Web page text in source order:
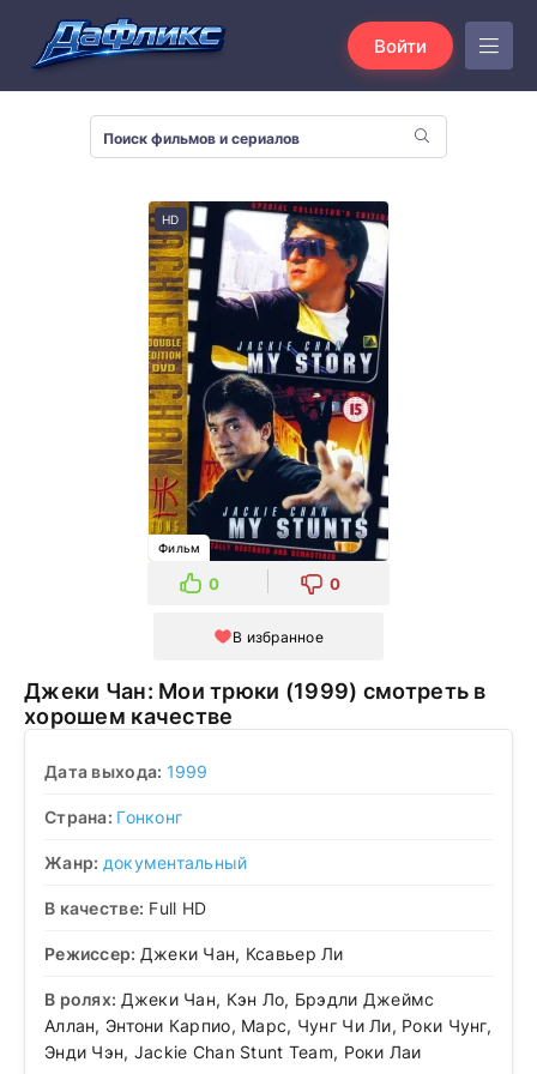
Войти
HD
Фильм
0 0
В избранное
Джеки Чан: Мои трюки (1999) смотреть в
хорошем качестве
Дата выхода: 1999
Страна: Гонконг
Жанр: документальный
В качестве: Full HD
Режиссер: Джеки Чан, Ксавьер Ли
В ролях: Джеки Чан, Кэн Ло, Брэдли Джеймс
Аллан, Энтони Карпио, Марс, Чунг Чи Ли, Роки Чунг,
Энди Чэн, Jackie Chan Stunt Team, Роки Лаи